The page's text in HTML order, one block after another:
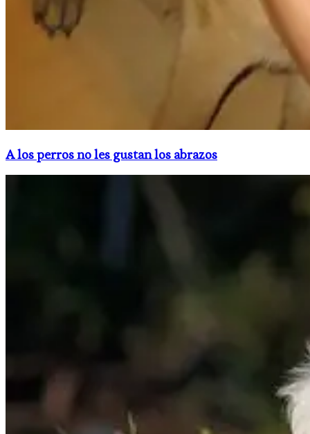
A los perros no les gustan los abrazos